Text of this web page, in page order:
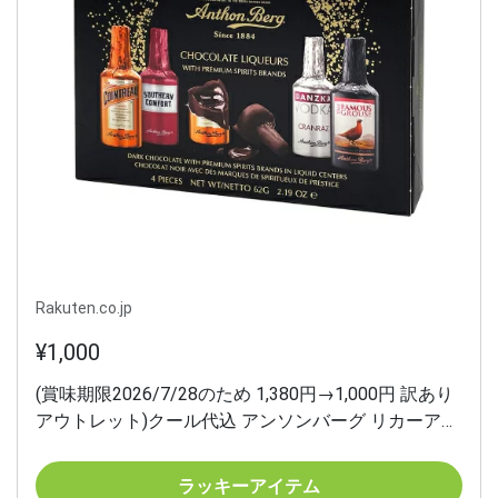
Rakuten.co.jp
¥1,000
(賞味期限2026/7/28のため 1,380円→1,000円 訳あり
アウトレット)クール代込 アンソンバーグ リカーアソ
コレート ゆうパケ メール便 虎S 父の日
ラッキーアイテム